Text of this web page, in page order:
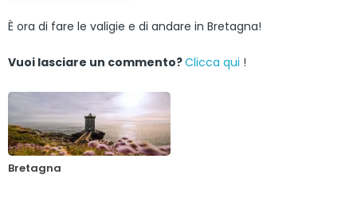
È ora di fare le valigie e di andare in Bretagna!
Vuoi lasciare un commento?Clicca qui !
Bretagna